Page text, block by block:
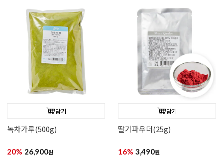
담기
녹차가루(500g)
20% 26,900원
담기
딸기파우더(25g)
16% 3,490원